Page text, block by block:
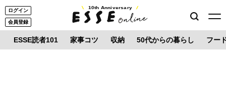
ログイン
会員登録
10th Anniversary
ESSE読者101 家事コツ 収納 50代からの暮らし フー